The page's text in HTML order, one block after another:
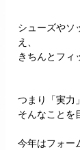
シューズやソ
え、
きちんとフィ
つまり「実力
そんなことを
今年はフォー